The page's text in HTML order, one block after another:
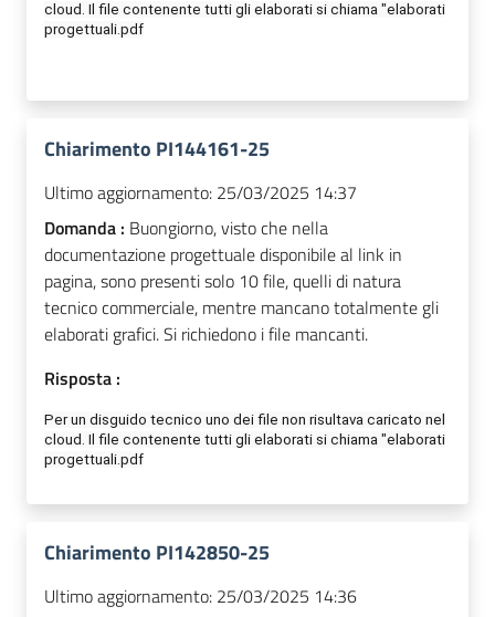
cloud. Il file contenente tutti gli elaborati si chiama "elaborati
progettuali.pdf
Chiarimento PI144161-25
Ultimo aggiornamento: 25/03/2025 14:37
Domanda : Buongiorno, visto che nella
documentazione progettuale disponibile al link in
pagina, sono presenti solo 10 file, quelli di natura
tecnico commerciale, mentre mancano totalmente gli
elaborati grafici. Si richiedono i file mancanti.
Risposta :
Per un disguido tecnico uno dei file non risultava caricato nel
cloud. Il file contenente tutti gli elaborati si chiama "elaborati
progettuali.pdf
Chiarimento PI142850-25
Ultimo aggiornamento: 25/03/2025 14:36